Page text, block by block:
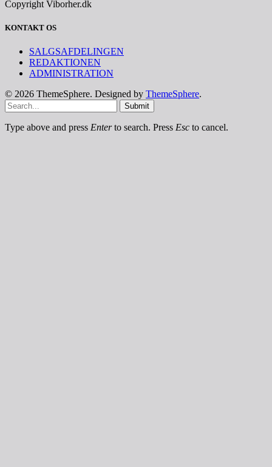
Copyright Viborher.dk
KONTAKT OS
SALGSAFDELINGEN
REDAKTIONEN
ADMINISTRATION
© 2026 ThemeSphere. Designed by ThemeSphere.
Submit
Type above and press Enterto search. Press Esc to cancel.